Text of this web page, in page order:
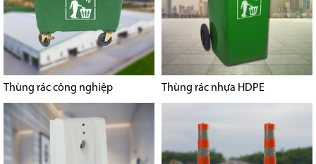
Thùng rác công nghiệp Thùng rác nhựa HDPE